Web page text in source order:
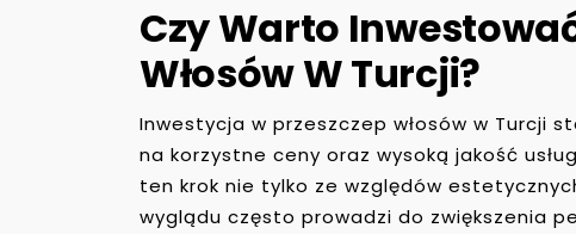
Czy Warto
Włosów W Turcji?
Inwestycja w przeszczep włosów w Turcji
na korzystne ceny oraz wysoką jakość
ten krok nie tylko ze względów
wyglądu często prowadzi do zwiększenia